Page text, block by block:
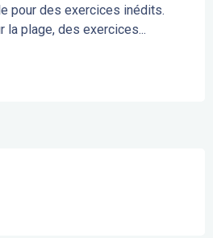
pour des exercices inédits.
la plage, des exercices...